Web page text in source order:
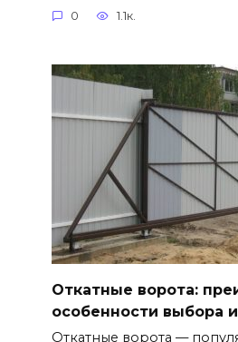
0 1.1к.
Откатные ворота:
особенности выбора
Откатные ворота —